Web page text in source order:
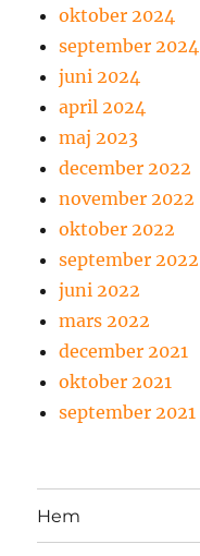
oktober 2024
september 2024
juni 2024
april 2024
maj 2023
december 2022
november 2022
oktober 2022
september 2022
juni 2022
mars 2022
december 2021
oktober 2021
september 2021
Hem